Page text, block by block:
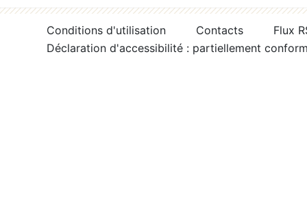
Conditions d'utilisation Contacts
Flux
Déclaration d'accessibilité : partiellement